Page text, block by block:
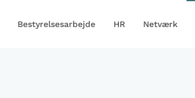
Bestyrelsesarbejde HR Netværk